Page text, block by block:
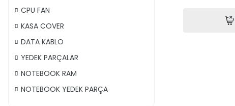
CPU FAN
KASA COVER
DATA KABLO
YEDEK PARÇALAR
NOTEBOOK RAM
NOTEBOOK YEDEK PARÇA